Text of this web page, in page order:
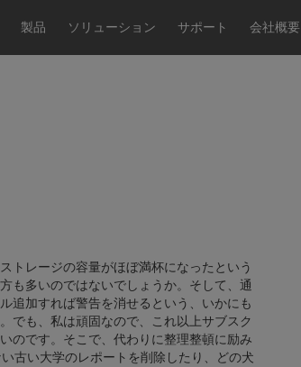
製品 ソリューション サポート 会社概要
トレージの容量がほぼ満杯になったという
も多いのではないでしょうか。そして、通
追加すれば警告を消せるという、いかにも
でも、私は頑固なので、これ以上サブスク
のです。そこで、代わりに整理整頓に励み
古い大学のレポートを削除したり、どの犬